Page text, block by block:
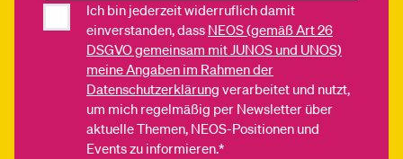
Ich bin jederzeit widerruflich damit
einverstanden, dass NEOS (gemäß Art 26
DSGVO gemeinsam mit JUNOS und UNOS)
meine Angaben im Rahmen der
Datenschutzerklärung verarbeitet und nutzt,
um mich regelmäßig per Newsletter über
aktuelle Themen, NEOS-Positionen und
Events zu informieren.*